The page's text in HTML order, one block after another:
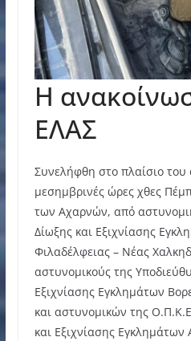
Η
ΕΛΑΣ
Συνελήφθη στο πλαίσιο
μεσημβρινές ώρες χθες
των Αχαρνών, από
Δίωξης και Εξιχνίασης
Φιλαδέλφειας – Νέας
αστυνομικούς της
Εξιχνίασης Εγκλημάτων
και αστυνομικών της
και Εξιχνίασης Εγκλημάτων